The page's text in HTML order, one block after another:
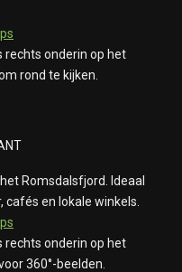
rechts onderin op het
rond te kijken.
Romsdalsfjord. Ideaal
en lokale winkels.
rechts onderin op het
360°-beelden.